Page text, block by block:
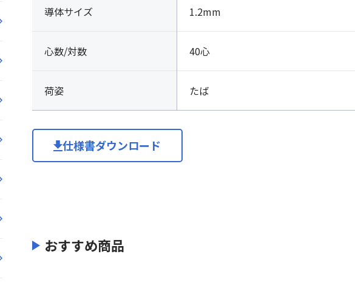
導体サイズ 1.2mm
心数/対数 40心
荷姿 たば
仕様書ダウンロード
おすすめ商品